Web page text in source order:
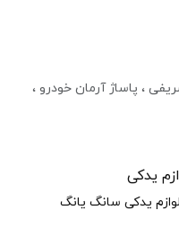
، پاساژ آرمان خودرو ،
یدکی
لوازم یدکی سانگ یانگ